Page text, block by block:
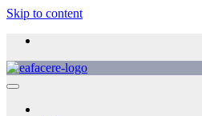
Skip to content